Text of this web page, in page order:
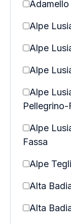
Adamello
Alpe
Alpe
Alpe
Alpe
Alpe
Fassa
Alpe
Alta
Alta